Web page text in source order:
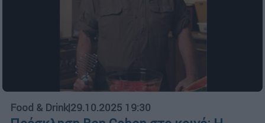
Food & Drink|29.10.2025 19:30